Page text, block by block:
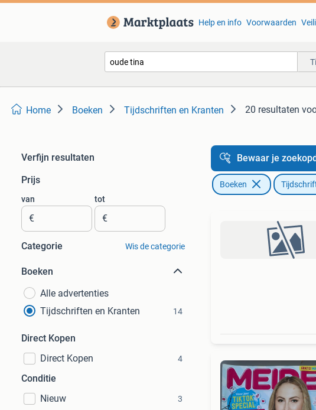
Help en info Voorwaarden
Home Boeken Tijdschriften en Kranten 20 resultaten
Verfijn resultaten
Prijs
van
€
tot
€
Categorie Wis de categorie
Boeken
Alle advertenties
Tijdschriften en Kranten
14
Direct Kopen
Direct Kopen
4
Conditie
Nieuw
3
Bewaar je
Boeken